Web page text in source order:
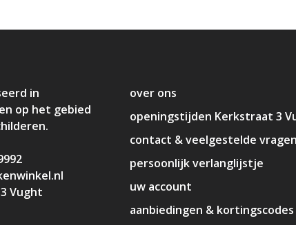
in
op het gebied
Vught
over ons
openingstijden Kerkstraat 3
contact & veelgestelde vragen
persoonlijk verlanglijstje
uw account
aanbiedingen & kortingscodes